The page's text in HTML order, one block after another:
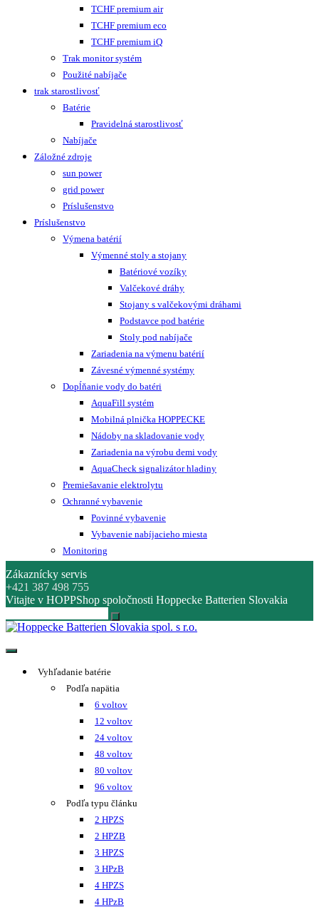
TCHF premium air
TCHF premium eco
TCHF premium iQ
Trak monitor systém
Použité nabíjače
trak starostlivosť
Batérie
Pravidelná starostlivosť
Nabíjače
Záložné zdroje
sun power
grid power
Príslušenstvo
Príslušenstvo
Výmena batérií
Výmenné stoly a stojany
Batériové vozíky
Valčekové dráhy
Stojany s valčekovými dráhami
Podstavce pod batérie
Stoly pod nabíjače
Zariadenia na výmenu batérií
Závesné výmenné systémy
Dopĺňanie vody do batéri
AquaFill systém
Mobilná plnička HOPPECKE
Nádoby na skladovanie vody
Zariadenia na výrobu demi vody
AquaCheck signalizátor hladiny
Premiešavanie elektrolytu
Ochranné vybavenie
Povinné vybavenie
Vybavenie nabíjacieho miesta
Monitoring
Zákaznícky servis
+421 387 498 755
Vitajte v HOPPShop spoločnosti Hoppecke Batterien Slovakia
Hoppecke Batterien Slovakia spol. s r.o.
Online B2B konfigurátor HOPPECKE
Vyhľadanie batérie
Podľa napätia
6 voltov
12 voltov
24 voltov
48 voltov
80 voltov
96 voltov
Podľa typu článku
2 HPZS
2 HPZB
3 HPZS
3 HPzB
4 HPZS
4 HPzB